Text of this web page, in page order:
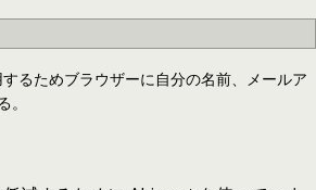
るためブラウザーに自分の名前、メールア